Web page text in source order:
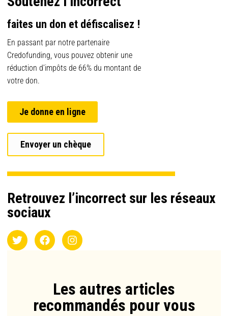
faites un don et défiscalisez !
En passant par notre partenaire
Credofunding, vous pouvez obtenir une
réduction d’impôts de 66% du montant de
votre don.
Je donne en ligne
Envoyer un chèque
Retrouvez l’incorrect sur les réseaux
sociaux
Les autres articles
recommandés pour vous​